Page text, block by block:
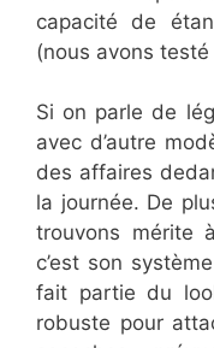
capacité de
(nous avons
Si on parle de
avec d’autre
des affaires
la journée. De
trouvons mérite
c’est son
fait partie du
robuste pour